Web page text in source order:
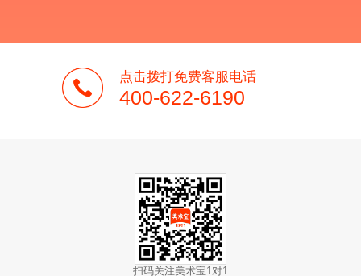
点击拨打免费客服电话
400-622-6190
扫码关注美术宝1对1